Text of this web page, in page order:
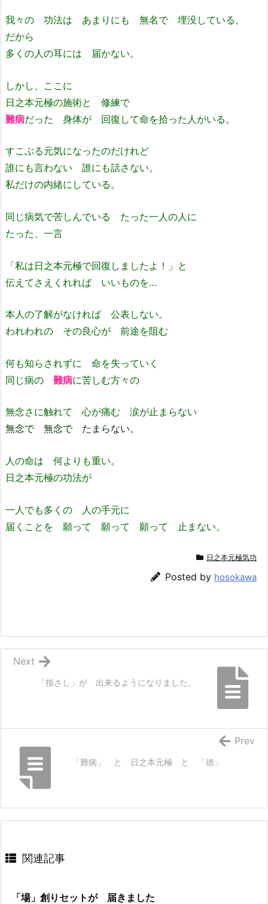
我々の 功法は あまりにも 無名で 埋没している。
だから
多くの人の耳には 届かない。
しかし、ここに
日之本元極の施術と 修練で
難病だった 身体が 回復して命を拾った人がいる。
すこぶる元気になったのだけれど
誰にも言わない 誰にも話さない。
私だけの内緒にしている。
同じ病気で苦しんでいる たった一人の人に
たった、一言
「私は日之本元極で回復しましたよ！」と
伝えてさえくれれば いいものを…
本人の了解がなければ 公表しない。
われわれの その良心が 前途を阻む
何も知らされずに 命を失っていく
同じ病の 難病に苦しむ方々の
無念さに触れて 心が痛む 涙が止まらない
無念で 無念で たまらない。
人の命は 何よりも重い。
日之本元極の功法が
一人でも多くの 人の手元に
届くことを 願って 願って 願って 止まない。
日之本元極気功
Posted by hosokawa
「指さし」が 出来るようになりました。
Next
「難病」 と 日之本元極 と 「徳」
Prev
関連記事
「場」創りセットが 届きました